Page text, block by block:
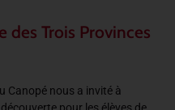
des Trois Provinces
Canopé nous a invité à
pour les élèves de